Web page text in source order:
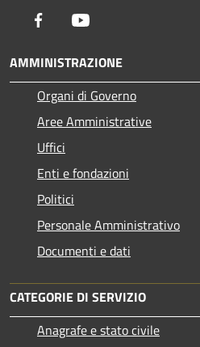
Facebook
AMMINISTRAZIONE
Organi di Governo
Aree Amministrative
Uffici
Enti e fondazioni
Politici
Personale Amministrativo
Documenti e dati
CATEGORIE DI SERVIZIO
Anagrafe e stato civile